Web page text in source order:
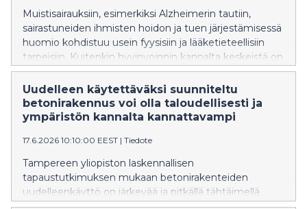
käsitys.
Muistisairauksiin, esimerkiksi Alzheimerin tautiin,
sairastuneiden ihmisten hoidon ja tuen järjestämisessä
huomio kohdistuu usein fyysisiin ja lääketieteellisiin
tarpeisiin. Kuitenkin hyvinvoinnin kannalta keskeistä on
huomioida psykososiaaliset tarpeet, kuten
merkityksellisyyden, yhteenkuuluvuuden ja
arvostuksen kokemukset, joihin etenevä sairaus voi
vaikuttaa.
Uudelleen käytettäväksi suunniteltu
betonirakennus voi olla taloudellisesti ja
ympäristön kannalta kannattavampi
17.6.2026 10:10:00 EEST | Tiedote
Tampereen yliopiston laskennallisen
tapaustutkimuksen mukaan betonirakenteiden
uudelleenkäyttö on järkevää ja pitkällä tähtäimellä
kustannustehokasta, jos rakentamisessa on käytetty